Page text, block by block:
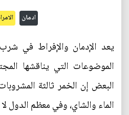
ادمان
يعد الإدمان والإفراط في
الموضوعات التي يناقشها
البعض إن الخمر ثالثة
الماء والشاي، وفي معظم الدول